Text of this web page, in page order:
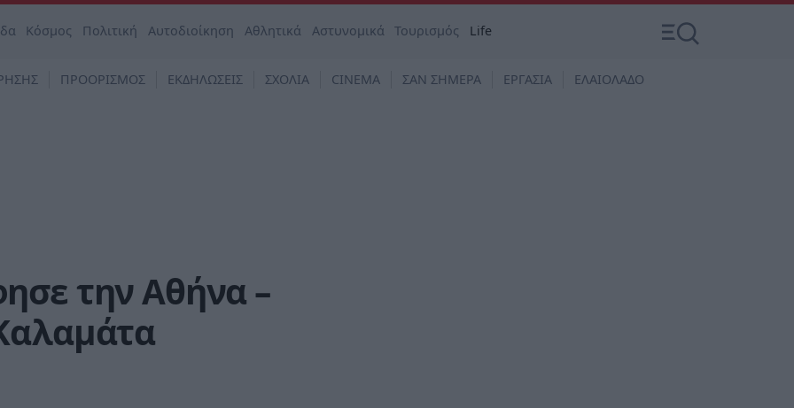
Κόσμος Πολιτική Αυτοδιοίκηση Αθλητικά Αστυνομικά Τουρισμός Life
ΠΡΟΟΡΙΣΜΟΣ ΕΚΔΗΛΩΣΕΙΣ ΣΧΟΛΙΑ CINEMA ΣΑΝ ΣΗΜΕΡΑ ΕΡΓΑΣΙΑ ΕΛΑΙΟΛΑΔΟ
την Αθήνα –